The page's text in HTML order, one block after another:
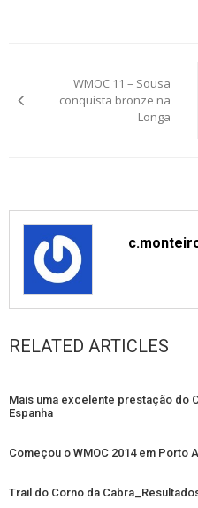
navigation
WMOC 11 – Sousa
conquista bronze na
Longa
RELATED ARTICLES
Mais uma excelente prestação do
Espanha
Começou o WMOC 2014 em Porto
Trail do Corno da